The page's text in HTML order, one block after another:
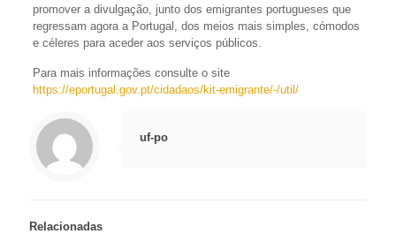
promover a divulgação, junto dos emigrantes portugueses que
regressam agora a Portugal, dos meios mais simples, cómodos
e céleres para aceder aos serviços públicos.
Para mais informações consulte o site
https://eportugal.gov.pt/cidadaos/kit-emigrante/-/util/
uf-po
Relacionadas